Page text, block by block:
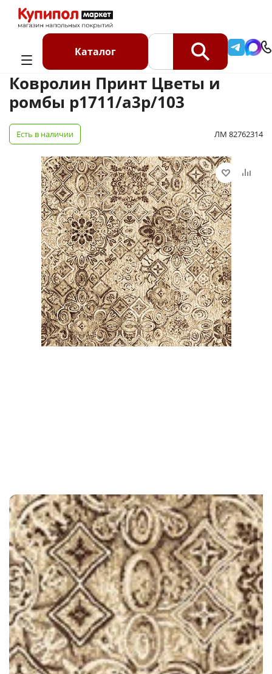
Каталог
Каталог Ковролин Ковролин на отрез
Ковролин Принт Цветы и ромбы p1711/a3p/103
Ковролин Принт Цветы и
ромбы p1711/a3p/103
ЛМ 82762314
Есть в наличии